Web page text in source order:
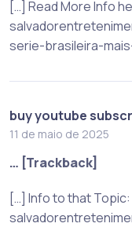
[…] Read More Info
serie-brasileira-
buy youtube
11 de maio de 2025
… [Trackback]
[…] Info to that Topic: